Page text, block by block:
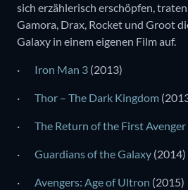
sich erzählerisch erschöpfen,
Gamora, Drax, Rocket und Groot
Galaxy in einem eigenen Film auf.
· Iron Man 3 (2013)
· Thor – The Dark Kingdom
· The Return of the First Avenger
· Guardians of the Galaxy (2014)
· Avengers: Age of Ultron (2015)